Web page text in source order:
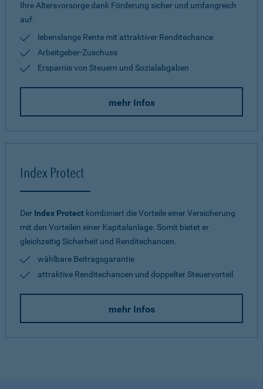
Ihre Altersvorsorge dank Förderung sicher und umfangreich
auf.
lebenslange Rente mit attraktiver Renditechance
Arbeitgeber-Zuschuss
Ersparnis von Steuern und Sozialabgaben
mehr Infos
Index Protect
Der Index Protect kombiniert die Vorteile einer Versicherung
mit den Vorteilen einer Kapitalanlage. Somit bietet er
gleichzeitig Sicherheit und Renditechancen.
wählbare Beitragsgarantie
attraktive Renditechancen und doppelter Steuervorteil
mehr Infos